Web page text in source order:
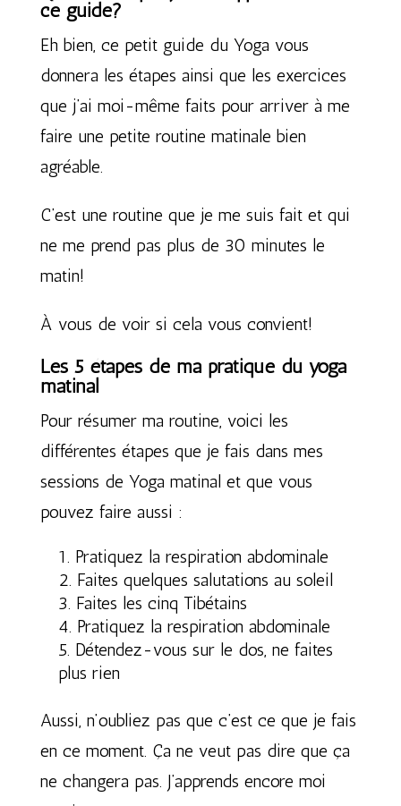
ce guide?
Eh bien, ce petit guide du Yoga vous
donnera les étapes ainsi que les exercices
que j’ai moi-même faits pour arriver à me
faire une petite routine matinale bien
agréable.
C’est une routine que je me suis fait et qui
ne me prend pas plus de 30 minutes le
matin!
À vous de voir si cela vous convient!
Les 5 étapes de ma pratique du yoga
matinal
Pour résumer ma routine, voici les
différentes étapes que je fais dans mes
sessions de Yoga matinal et que vous
pouvez faire aussi :
Pratiquez la respiration abdominale
Faites quelques salutations au soleil
Faites les cinq Tibétains
Pratiquez la respiration abdominale
Détendez-vous sur le dos, ne faites
plus rien
Aussi, n’oubliez pas que c’est ce que je fais
en ce moment. Ça ne veut pas dire que ça
ne changera pas. J’apprends encore moi